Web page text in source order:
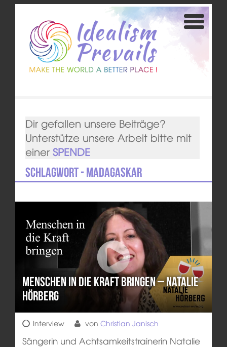
Dir gefallen unsere Beiträge?
Unterstütze unsere Arbeit bitte mit
einer SPENDE
Schlagwort - Madagaskar
Menschen in die Kraft bringen – Natalie
Hörberg
Interview von Christian Janisch
Sängerin und Achtsamkeitstrainerin Natalie